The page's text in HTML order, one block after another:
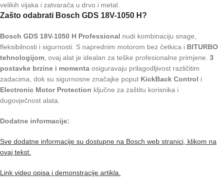
velikih vijaka i zatvarača u drvo i metal.
Zašto odabrati Bosch GDS 18V-1050 H?
Bosch GDS 18V-1050 H Professional nudi kombinaciju snage,
fleksibilnosti i sigurnosti. S naprednim motorom bez četkica i BITURBO
tehnologijom , ovaj alat je idealan za teške profesionalne primjene. 3
postavke brzine i momenta osiguravaju prilagodljivost različitim
zadacima, dok su sigurnosne značajke poput KickBack Control i
Electronic Motor Protection ključne za zaštitu korisnika i
dugovječnost alata.
Dodatne informacije:
Sve dodatne informacije su dostupne na Bosch web stranici, klikom na
ovaj tekst.
Link video opisa i demonstracije artikla.